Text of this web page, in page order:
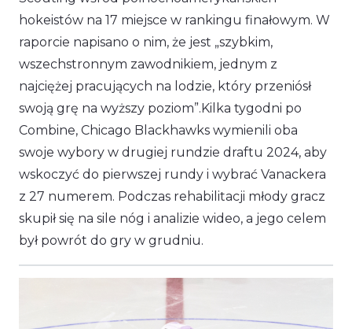
hokeistów na 17 miejsce w rankingu finałowym. W
raporcie napisano o nim, że jest „szybkim,
wszechstronnym zawodnikiem, jednym z
najciężej pracujących na lodzie, który przeniósł
swoją grę na wyższy poziom”.Kilka tygodni po
Combine, Chicago Blackhawks wymienili oba
swoje wybory w drugiej rundzie draftu 2024, aby
wskoczyć do pierwszej rundy i wybrać Vanackera
z 27 numerem. Podczas rehabilitacji młody gracz
skupił się na sile nóg i analizie wideo, a jego celem
był powrót do gry w grudniu.